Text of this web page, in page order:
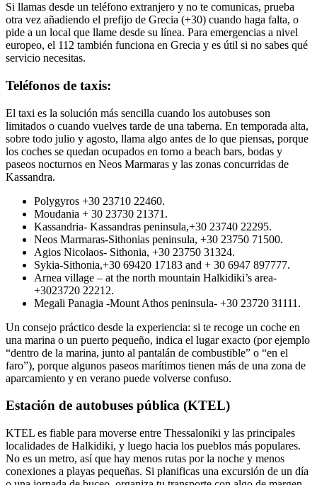
Si llamas desde un teléfono extranjero y no te comunicas, prueba
otra vez añadiendo el prefijo de Grecia (+30) cuando haga falta, o
pide a un local que llame desde su línea. Para emergencias a nivel
europeo, el 112 también funciona en Grecia y es útil si no sabes qué
servicio necesitas.
Teléfonos de taxis:
El taxi es la solución más sencilla cuando los autobuses son
limitados o cuando vuelves tarde de una taberna. En temporada alta,
sobre todo julio y agosto, llama algo antes de lo que piensas, porque
los coches se quedan ocupados en torno a beach bars, bodas y
paseos nocturnos en Neos Marmaras y las zonas concurridas de
Kassandra.
Polygyros +30 23710 22460.
Moudania + 30 23730 21371.
Kassandria- Kassandras peninsula,+30 23740 22295.
Neos Marmaras-Sithonias peninsula, +30 23750 71500.
Agios Nicolaos- Sithonia, +30 23750 31324.
Sykia-Sithonia,+30 69420 17183 and + 30 6947 897777.
Arnea village – at the north mountain Halkidiki’s area-
+3023720 22212.
Megali Panagia -Mount Athos peninsula- +30 23720 31111.
Un consejo práctico desde la experiencia: si te recoge un coche en
una marina o un puerto pequeño, indica el lugar exacto (por ejemplo
“dentro de la marina, junto al pantalán de combustible” o “en el
faro”), porque algunos paseos marítimos tienen más de una zona de
aparcamiento y en verano puede volverse confuso.
Estación de autobuses pública (KTEL)
KTEL es fiable para moverse entre Thessaloniki y las principales
localidades de Halkidiki, y luego hacia los pueblos más populares.
No es un metro, así que hay menos rutas por la noche y menos
conexiones a playas pequeñas. Si planificas una excursión de un día